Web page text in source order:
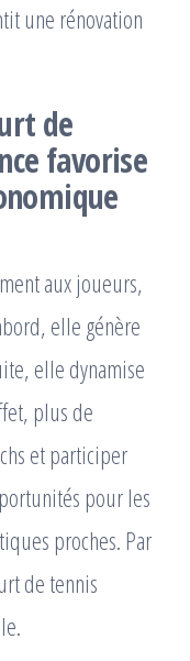
une rénovation
de
favorise
aux joueurs,
elle génère
elle dynamise
plus de
et participer
pour les
proches. Par
de tennis